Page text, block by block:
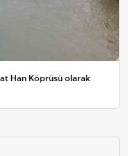
Han Köprüsü olarak